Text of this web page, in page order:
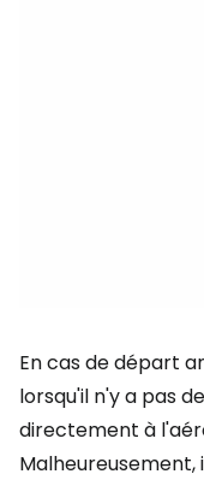
En cas de départ
lorsqu'il n'y a pas
directement à